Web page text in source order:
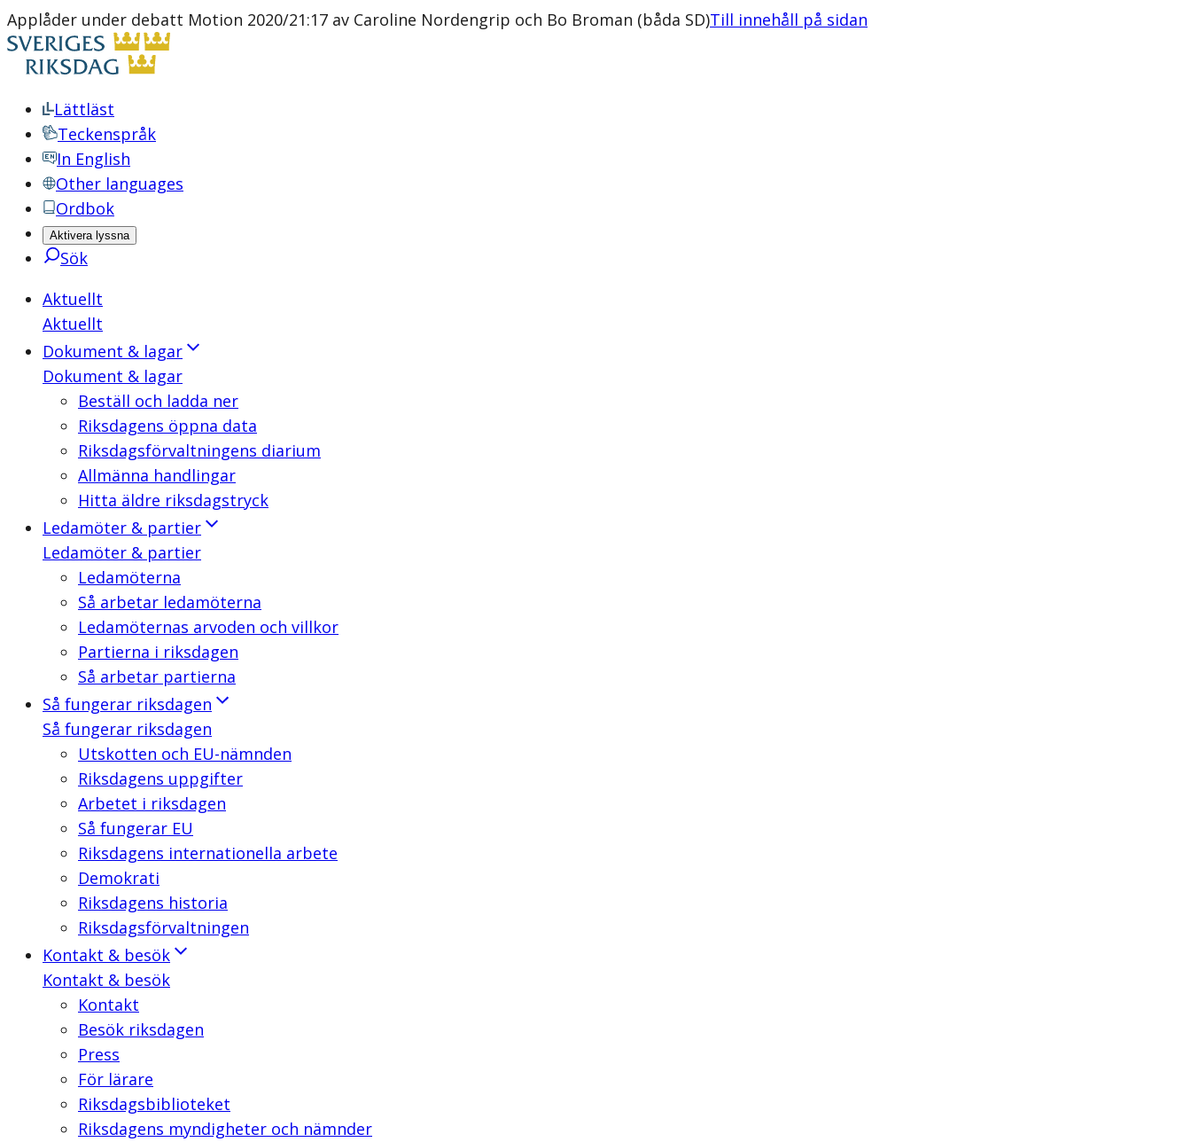
Applåder under debatt Motion 2020/21:17 av Caroline Nordengrip och Bo Broman (båda SD)Till innehåll på sidan
Lättläst
Teckenspråk
In English
Other languages
Ordbok
Aktivera lyssna
Sök
Aktuellt
Aktuellt
Dokument & lagar
Dokument & lagar
Beställ och ladda ner
Riksdagens öppna data
Riksdagsförvaltningens diarium
Allmänna handlingar
Hitta äldre riksdagstryck
Ledamöter & partier
Ledamöter & partier
Ledamöterna
Så arbetar ledamöterna
Ledamöternas arvoden och villkor
Partierna i riksdagen
Så arbetar partierna
Så fungerar riksdagen
Så fungerar riksdagen
Utskotten och EU-nämnden
Riksdagens uppgifter
Arbetet i riksdagen
Så fungerar EU
Riksdagens internationella arbete
Demokrati
Riksdagens historia
Riksdagsförvaltningen
Kontakt & besök
Kontakt & besök
Kontakt
Besök riksdagen
Press
För lärare
Riksdagsbiblioteket
Riksdagens myndigheter och nämnder